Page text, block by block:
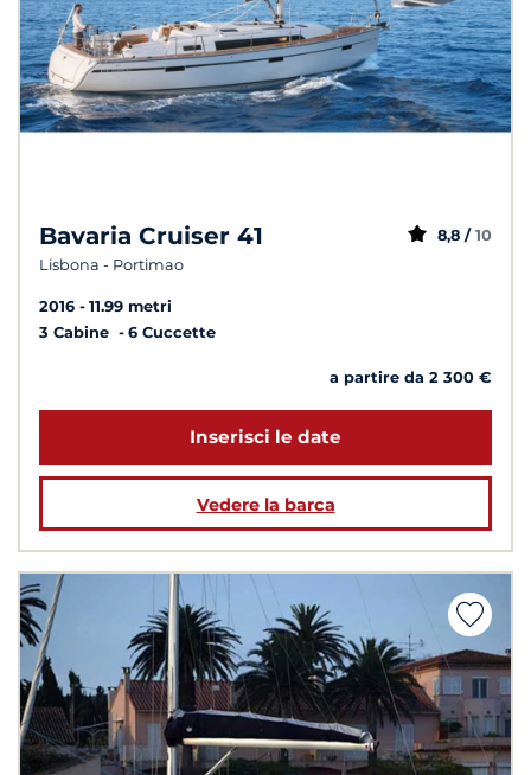
Bavaria Cruiser 41
Lisbona - Portimao
8,8 / 10
2016
11.99 metri
3 Cabine
6 Cuccette
a partire da 2 300 €
Inserisci le date
Vedere la barca